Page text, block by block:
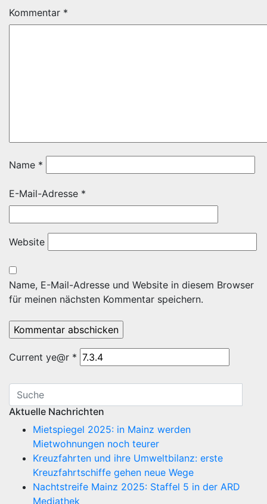
Kommentar *
Name *
E-Mail-Adresse *
Website
Name, E-Mail-Adresse und Website in diesem Browser
für meinen nächsten Kommentar speichern.
Current ye@r *
Aktuelle Nachrichten
Mietspiegel 2025: in Mainz werden
Mietwohnungen noch teurer
Kreuzfahrten und ihre Umweltbilanz: erste
Kreuzfahrtschiffe gehen neue Wege
Nachtstreife Mainz 2025: Staffel 5 in der ARD
Mediathek